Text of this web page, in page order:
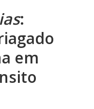
:
em